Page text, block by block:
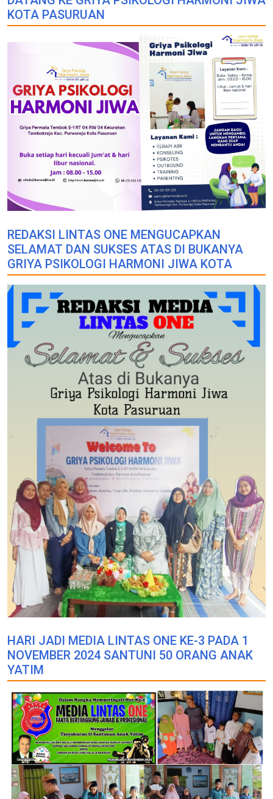
KOTA PASURUAN
REDAKSI LINTAS ONE MENGUCAPKAN
SELAMAT DAN SUKSES ATAS DI BUKANYA
GRIYA PSIKOLOGI HARMONI JIWA KOTA
HARI JADI MEDIA LINTAS ONE KE-3 PADA 1
NOVEMBER 2024 SANTUNI 50 ORANG ANAK
YATIM